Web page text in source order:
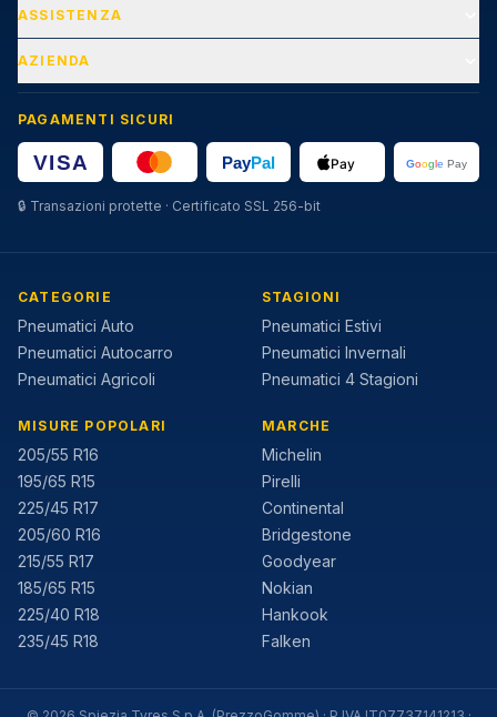
ASSISTENZA
AZIENDA
PAGAMENTI SICURI
🔒 Transazioni protette · Certificato SSL 256-bit
CATEGORIE
Pneumatici Auto
Pneumatici Autocarro
Pneumatici Agricoli
STAGIONI
Pneumatici Estivi
Pneumatici Invernali
Pneumatici 4 Stagioni
MISURE POPOLARI
205/55 R16
195/65 R15
225/45 R17
205/60 R16
215/55 R17
185/65 R15
225/40 R18
235/45 R18
MARCHE
Michelin
Pirelli
Continental
Bridgestone
Goodyear
Nokian
Hankook
Falken